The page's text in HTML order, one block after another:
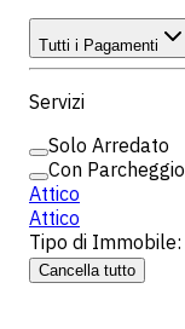
Tutti i Pagamenti
Servizi
Solo Arredato
Con Parcheggio
Attico
Attico
Tipo di Immobile:
Cancella tutto